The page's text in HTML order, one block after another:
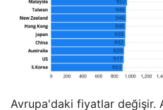
Avrupa'daki fiyatlar değişir.